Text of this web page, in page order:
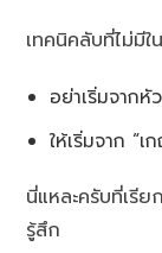
เทคนิคลับที่ไม่มีใ
อย่าเริ่มจากหั
ให้เริ่มจาก “
นี่แหละครับที่เรี
รู้สึก